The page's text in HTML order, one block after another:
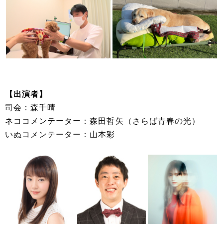
【出演者】
司会：森千晴
ネココメンテーター：森田哲矢（さらば青春の光）
いぬコメンテーター：山本彩